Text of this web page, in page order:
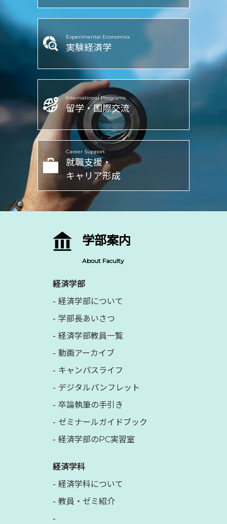
Experimental Economics
実験経済学
International Programs
留学・国際交流
Career Support
就職支援・
キャリア形成
学部案内
About Faculty
経済学部
経済学部について
学部長あいさつ
経済学部教員一覧
動画アーカイブ
キャンパスライフ
デジタルパンフレット
卒論執筆の手引き
ゼミナールガイドブック
経済学部のPC実習室
経済学科
経済学科について
教員・ゼミ紹介